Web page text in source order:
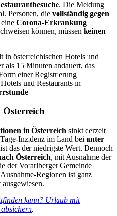
. Die Meldung
Personen, die vollständig gegen
Corona-Erkrankung
können, müssen keinen
in österreichischen Hotels und
als 15 Minuten andauert, das
einer Registrierung
und Restaurants in
.
in Österreich sinkt derzeit
Inzidenz im Land bei unter
das der niedrigste Wert. Dennoch
Österreich, mit Ausnahme der
der Vorarlberger Gemeinde
Regionen ist ganz
kann? Urlaub mit
absichern.